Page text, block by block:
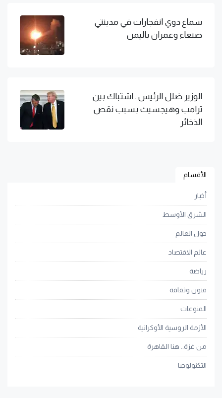
سماع دوي انفجارات في مدينتي
صنعاء وعمران باليمن
الوزير ضلل الرئيس.. اشتباك بين
ترامب وهيجسيث بسبب نقص
الذخائر
الأقسام
أخبار
الشرق الأوسط
حول العالم
عالم الاقتصاد
رياضة
فنون وثقافة
المنوعات
الأزمة الروسية الأوكرانية
من غزة.. هنا القاهرة
التكنولوجيا